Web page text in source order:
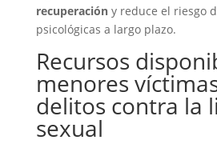
recuperacióny reduce el riesgo
psicológicas a largo plazo.
Recursos
menores
delitos contra la
sexual